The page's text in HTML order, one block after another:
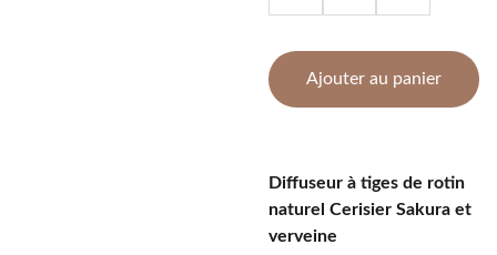
Ajouter au panier
Diffuseur à tiges de rotin
naturel Cerisier Sakura et
verveine